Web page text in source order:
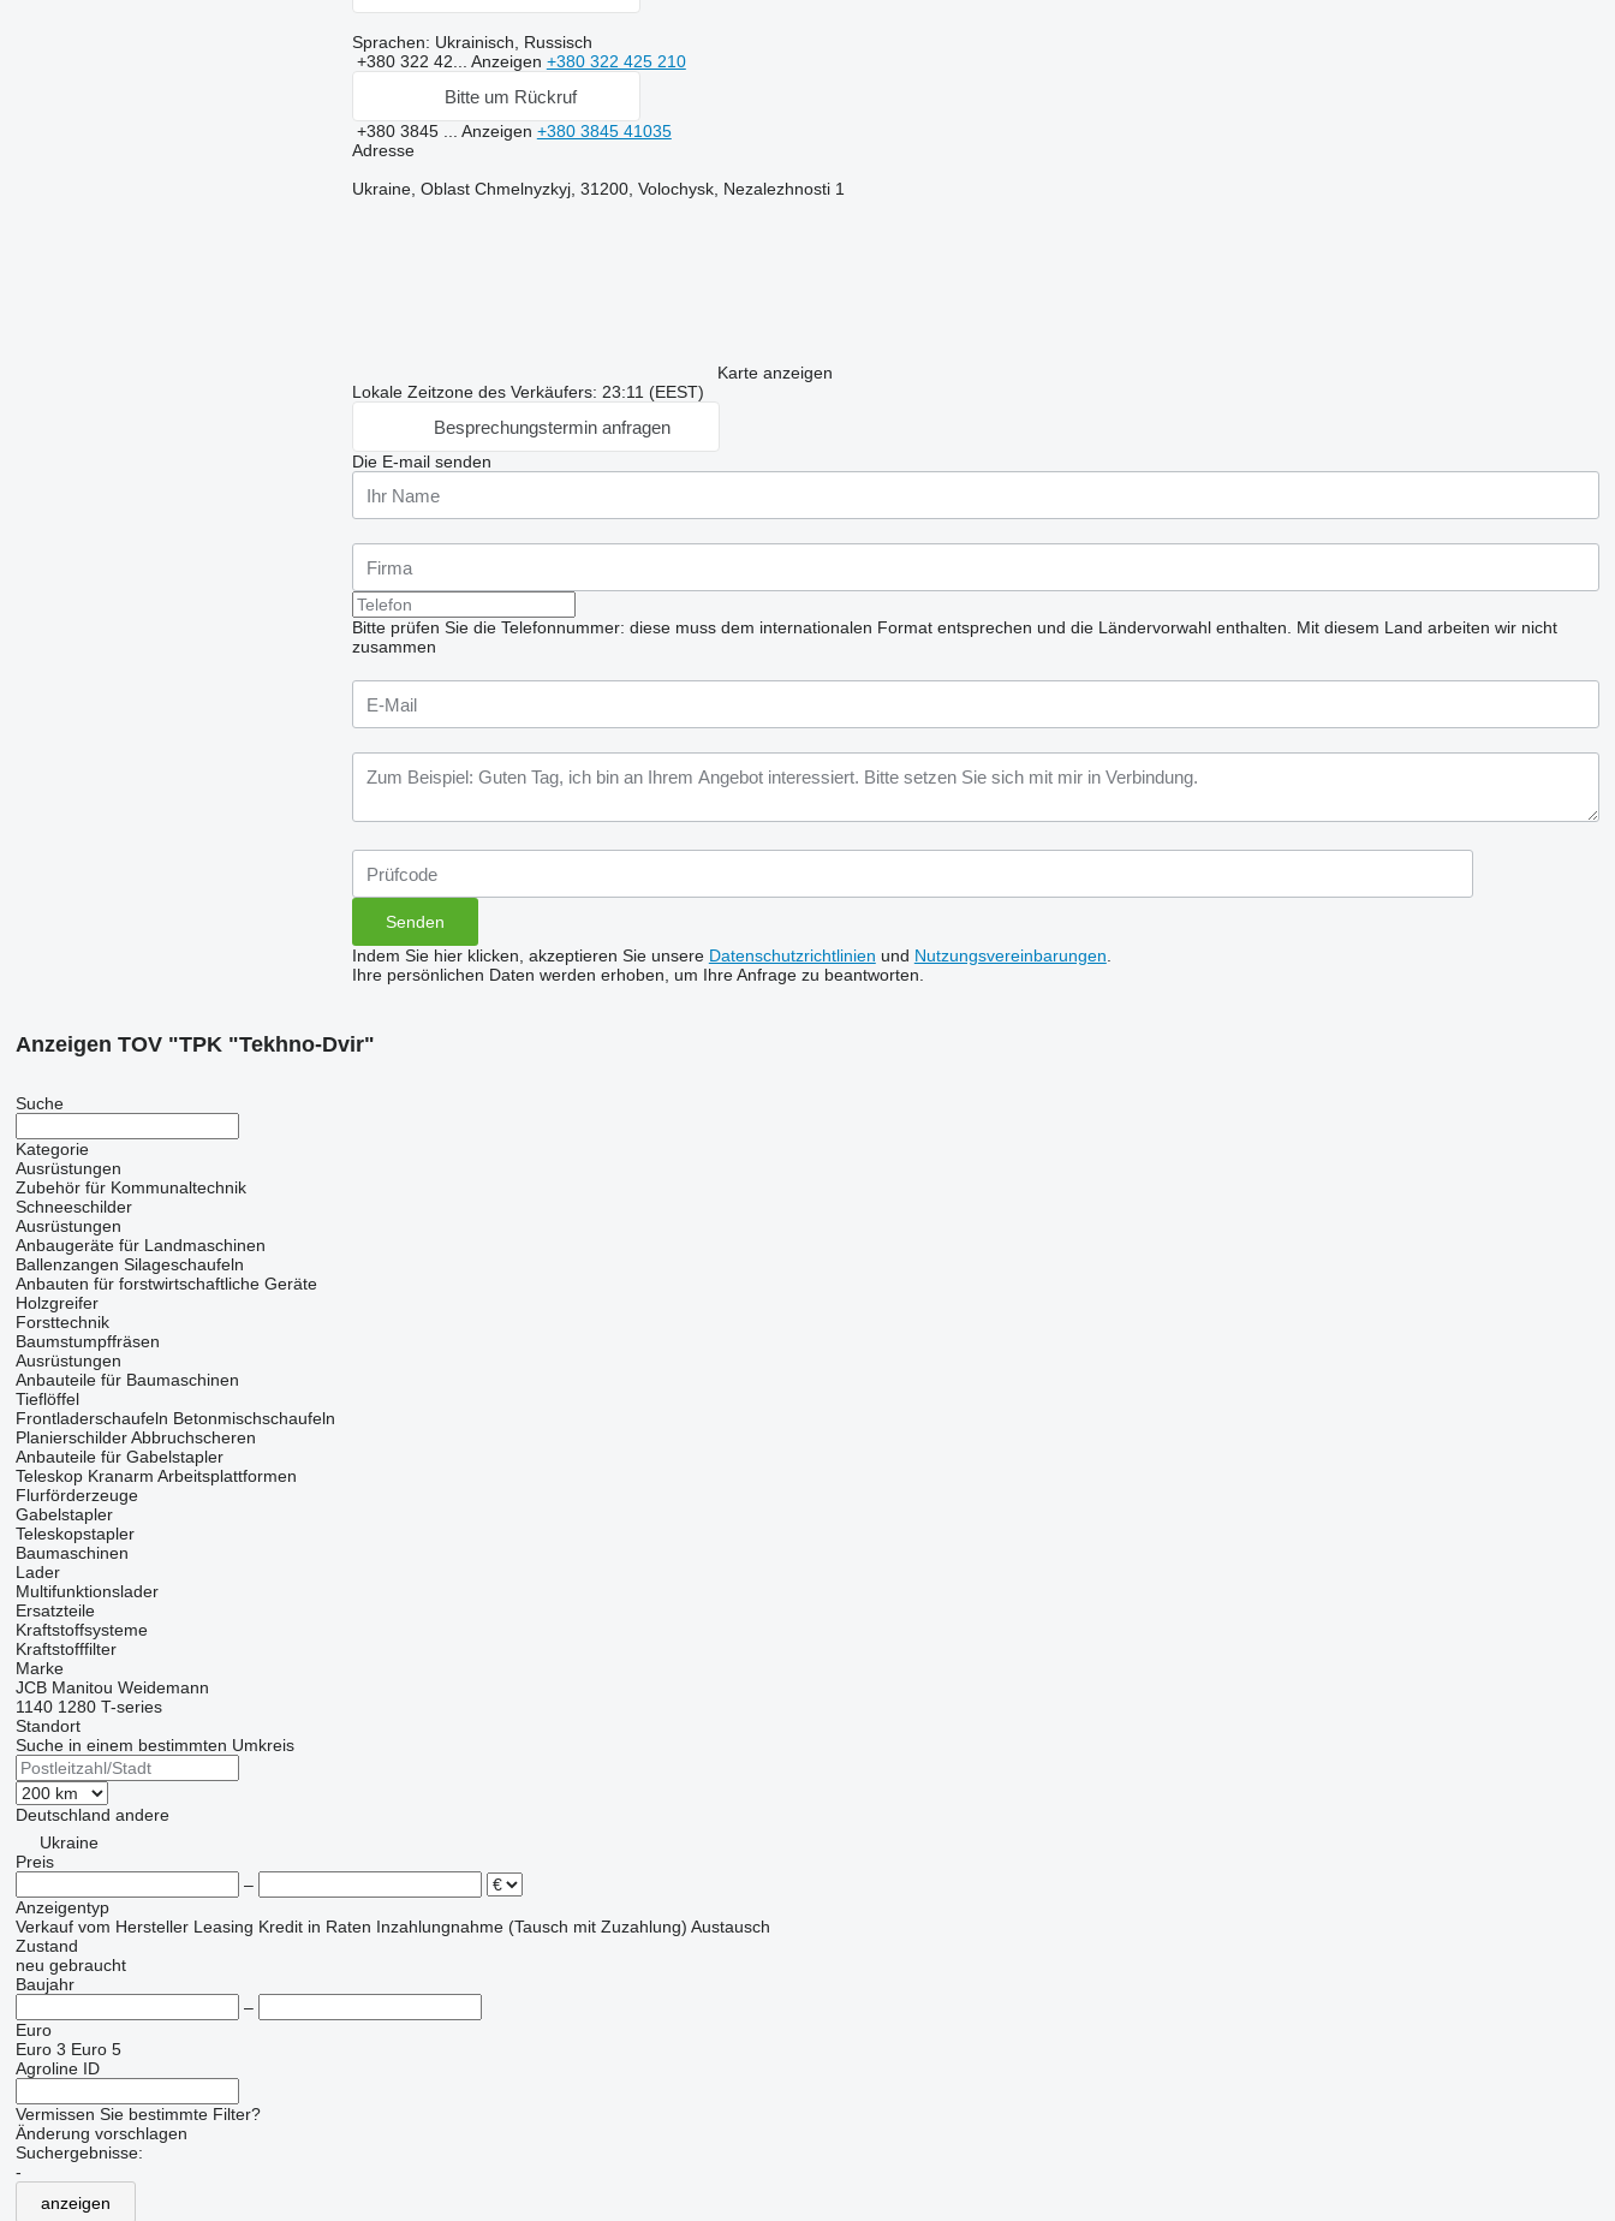
Sprachen: Ukrainisch, Russisch
+380 322 42... Anzeigen +380 322 425 210
Bitte um Rückruf
+380 3845 ... Anzeigen +380 3845 41035
Adresse
Ukraine, Oblast Chmelnyzkyj, 31200, Volochysk, Nezalezhnosti 1
Karte anzeigen
Lokale Zeitzone des Verkäufers: 23:11 (EEST)
Besprechungstermin anfragen
Die E-mail senden
Bitte prüfen Sie die Telefonnummer: diese muss dem internationalen Format entsprechen und die Ländervorwahl enthalten.
Mit diesem Land arbeiten wir nicht
zusammen
Indem Sie hier klicken, akzeptieren Sie unsere Datenschutzrichtlinien und Nutzungsvereinbarungen
Ihre persönlichen Daten werden erhoben, um Ihre Anfrage zu beantworten.
Anzeigen TOV "TPK "Tekhno-Dvir"
Suche
Kategorie
Ausrüstungen
Zubehör für Kommunaltechnik
Schneeschilder
Ausrüstungen
Anbaugeräte für Landmaschinen
Ballenzangen Silageschaufeln
Anbauten für forstwirtschaftliche Geräte
Holzgreifer
Forsttechnik
Baumstumpffräsen
Ausrüstungen
Anbauteile für Baumaschinen
Tieflöffel
Frontladerschaufeln Betonmischschaufeln
Planierschilder Abbruchscheren
Anbauteile für Gabelstapler
Teleskop Kranarm Arbeitsplattformen
Flurförderzeuge
Gabelstapler
Teleskopstapler
Baumaschinen
Lader
Multifunktionslader
Ersatzteile
Kraftstoffsysteme
Kraftstofffilter
Marke
JCB Manitou Weidemann
1140 1280 T-series
Standort
Suche in einem bestimmten Umkreis
Deutschland andere
Ukraine
Preis
–
Anzeigentyp
Verkauf vom Hersteller Leasing Kredit in Raten Inzahlungnahme (Tausch mit Zuzahlung) Austausch
Zustand
neu gebraucht
Baujahr
–
Euro
Euro 3 Euro 5
Agroline ID
Vermissen Sie bestimmte Filter?
Änderung vorschlagen
Suchergebnisse:
-
anzeigen